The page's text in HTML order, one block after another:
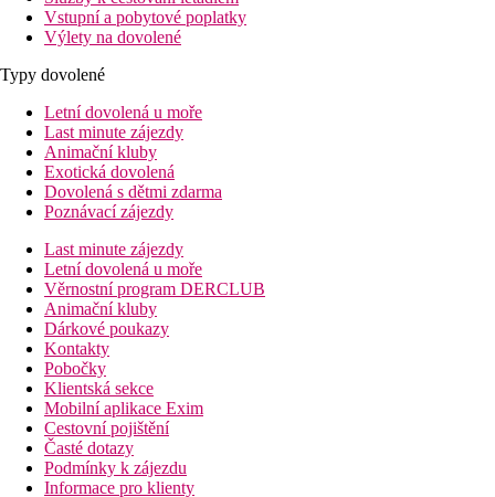
Vstupní a pobytové poplatky
Výlety na dovolené
Typy dovolené
Letní dovolená u moře
Last minute zájezdy
Animační kluby
Exotická dovolená
Dovolená s dětmi zdarma
Poznávací zájezdy
Last minute zájezdy
Letní dovolená u moře
Věrnostní program DERCLUB
Animační kluby
Dárkové poukazy
Kontakty
Pobočky
Klientská sekce
Mobilní aplikace Exim
Cestovní pojištění
Časté dotazy
Podmínky k zájezdu
Informace pro klienty